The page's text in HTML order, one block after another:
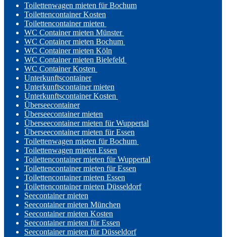
Toilettenwagen mieten für Bochum
Toilettencontainer Kosten
Toilettencontainer mieten
WC Container mieten Münster
WC Container mieten Bochum
WC Container mieten Köln
WC Container mieten Bielefeld
WC Container Kosten
Unterkunftscontainer
Unterkunftscontainer mieten
Unterkunftscontainer Kosten
Überseecontainer
Überseecontainer mieten
Überseecontainer mieten für Wuppertal
Überseecontainer mieten für Essen
Toilettenwagen mieten für Bochum
Toilettenwagen mieten Essen
Toilettencontainer mieten für Wuppertal
Toilettencontainer mieten für Essen
Toilettencontainer mieten Essen
Toilettencontainer mieten Düsseldorf
Seecontainer mieten
Seecontainer mieten München
Seecontainer mieten Kosten
Seecontainer mieten für Essen
Seecontainer mieten für Düsseldorf